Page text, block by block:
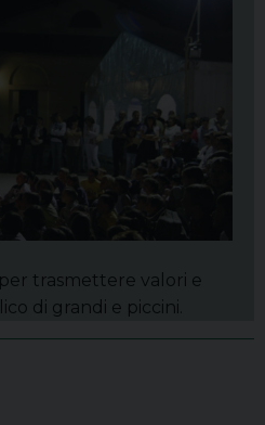
trasmettere valori e
di grandi e piccini.